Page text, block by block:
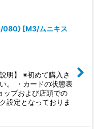
080} [M3/ムニキス
明】 ※初めて購入さ
。 ・カードの状態表
ップおよび店頭での
設定となっておりま